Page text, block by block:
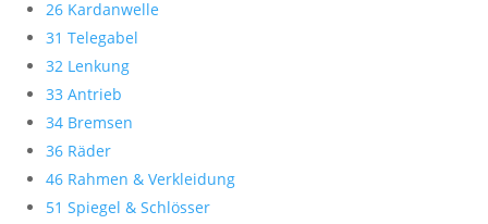
26 Kardanwelle
31 Telegabel
32 Lenkung
33 Antrieb
34 Bremsen
36 Räder
46 Rahmen & Verkleidung
51 Spiegel & Schlösser